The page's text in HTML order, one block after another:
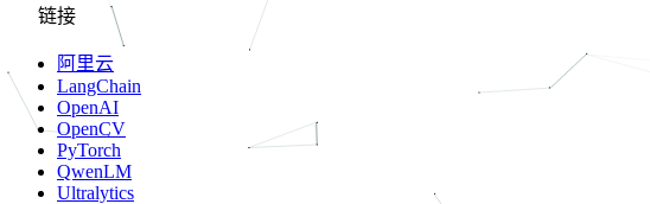
链接
阿里云
LangChain
OpenAI
OpenCV
PyTorch
QwenLM
Ultralytics